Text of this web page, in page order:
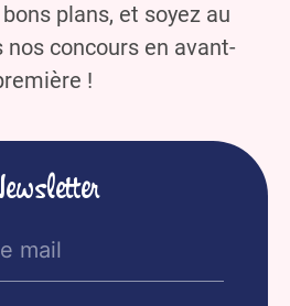
plans, et soyez au
concours en avant-
!
E-
mail